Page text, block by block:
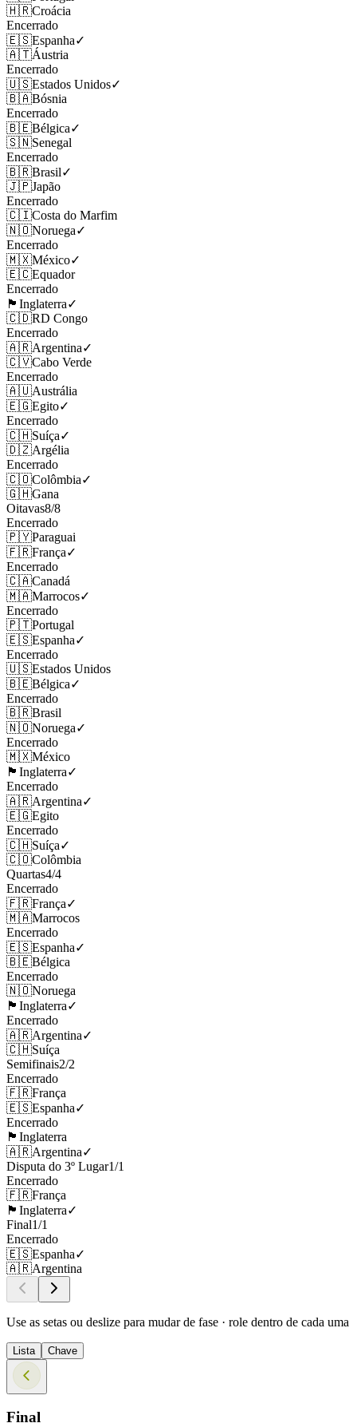
🇭🇷Croácia
Encerrado
🇪🇸Espanha✓
🇦🇹Áustria
Encerrado
🇺🇸Estados Unidos✓
🇧🇦Bósnia
Encerrado
🇧🇪Bélgica✓
🇸🇳Senegal
Encerrado
🇧🇷Brasil✓
🇯🇵Japão
Encerrado
🇨🇮Costa do Marfim
🇳🇴Noruega✓
Encerrado
🇲🇽México✓
🇪🇨Equador
Encerrado
🏴󠁧󠁢󠁥󠁮󠁧󠁿 Inglaterra✓
🇨🇩RD Congo
Encerrado
🇦🇷Argentina✓
🇨🇻Cabo Verde
Encerrado
🇦🇺Austrália
🇪🇬Egito✓
Encerrado
🇨🇭Suíça✓
🇩🇿Argélia
Encerrado
🇨🇴Colômbia✓
🇬🇭Gana
Oitavas8/8
Encerrado
🇵🇾Paraguai
🇫🇷França✓
Encerrado
🇨🇦Canadá
🇲🇦Marrocos✓
Encerrado
🇵🇹Portugal
🇪🇸Espanha✓
Encerrado
🇺🇸Estados Unidos
🇧🇪Bélgica✓
Encerrado
🇧🇷Brasil
🇳🇴Noruega✓
Encerrado
🇲🇽México
🏴󠁧󠁢󠁥󠁮󠁧󠁿 Inglaterra✓
Encerrado
🇦🇷Argentina✓
🇪🇬Egito
Encerrado
🇨🇭Suíça✓
🇨🇴Colômbia
Quartas4/4
Encerrado
🇫🇷França✓
🇲🇦Marrocos
Encerrado
🇪🇸Espanha✓
🇧🇪Bélgica
Encerrado
🇳🇴Noruega
🏴󠁧󠁢󠁥󠁮󠁧󠁿 Inglaterra✓
Encerrado
🇦🇷Argentina✓
🇨🇭Suíça
Semifinais2/2
Encerrado
🇫🇷França
🇪🇸Espanha✓
Encerrado
🏴󠁧󠁢󠁥󠁮󠁧󠁿 Inglaterra
🇦🇷Argentina✓
Disputa do 3º Lugar1/1
Encerrado
🇫🇷França
🏴󠁧󠁢󠁥󠁮󠁧󠁿 Inglaterra✓
Final1/1
Encerrado
🇪🇸Espanha✓
🇦🇷Argentina
Use as setas ou deslize para mudar de fase · role dentro de cada uma
Lista Chave
Final